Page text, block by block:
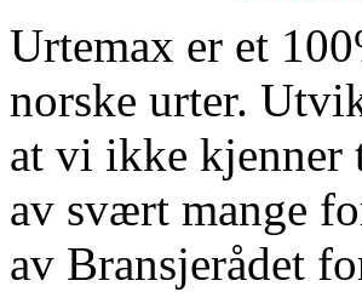
Urtemax er et
norske urter.
at vi ikke
av svært mange
av Bransjerådet